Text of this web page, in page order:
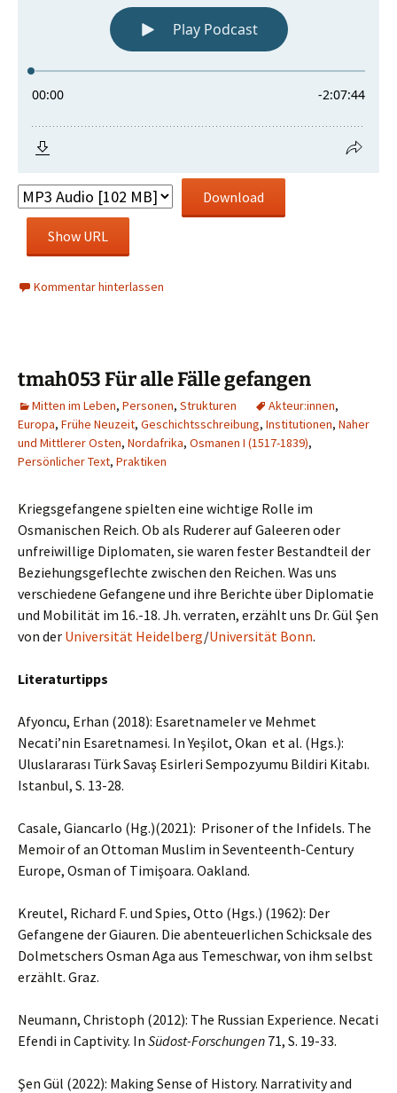
Download
Show URL
Kommentar hinterlassen
tmah053 Für alle Fälle gefangen
Mitten im Leben, Personen, Strukturen Akteur:innen,
Europa, Frühe Neuzeit, Geschichtsschreibung, Institutionen, Naher
und Mittlerer Osten, Nordafrika, Osmanen I (1517-1839),
Persönlicher Text, Praktiken
Kriegsgefangene spielten eine wichtige Rolle im
Osmanischen Reich. Ob als Ruderer auf Galeeren oder
unfreiwillige Diplomaten, sie waren fester Bestandteil der
Beziehungsgeflechte zwischen den Reichen. Was uns
verschiedene Gefangene und ihre Berichte über Diplomatie
und Mobilität im 16.-18. Jh. verraten, erzählt uns Dr. Gül Şen
von der Universität Heidelberg/Universität Bonn.
Literaturtipps
Afyoncu, Erhan (2018): Esaretnameler ve Mehmet
Necati’nin Esaretnamesi. In Yeşilot, Okan et al. (Hgs.):
Uluslararası Türk Savaş Esirleri Sempozyumu Bildiri Kitabı.
Istanbul, S. 13-28.
Casale, Giancarlo (Hg.)(2021): Prisoner of the Infidels. The
Memoir of an Ottoman Muslim in Seventeenth-Century
Europe, Osman of Timişoara. Oakland.
Kreutel, Richard F. und Spies, Otto (Hgs.) (1962): Der
Gefangene der Giauren. Die abenteuerlichen Schicksale des
Dolmetschers Osman Aga aus Temeschwar, von ihm selbst
erzählt. Graz.
Neumann, Christoph (2012): The Russian Experience. Necati
Efendi in Captivity. In Südost-Forschungen 71, S. 19-33.
Şen Gül (2022): Making Sense of History. Narrativity and